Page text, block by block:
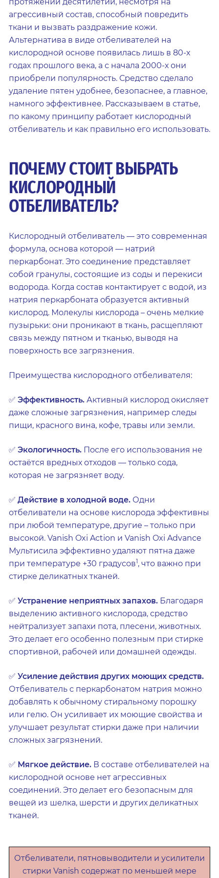
агрессивный состав, способный повредить
ткани и вызвать раздражение кожи.
Альтернатива в виде отбеливателей на
кислородной основе появилась лишь в 80-х
годах прошлого века, а с начала 2000-х они
приобрели популярность. Средство сделало
удаление пятен удобнее, безопаснее, а главное,
намного эффективнее. Рассказываем в статье,
по какому принципу работает кислородный
отбеливатель и как правильно его использовать.
ПОЧЕМУ СТОИТ ВЫБРАТЬ
КИСЛОРОДНЫЙ
ОТБЕЛИВАТЕЛЬ?
Кислородный отбеливатель — это современная
формула, основа которой — натрий
перкарбонат. Это соединение представляет
собой гранулы, состоящие из соды и перекиси
водорода. Когда состав контактирует с водой, из
натрия перкарбоната образуется активный
кислород. Молекулы кислорода – очень мелкие
пузырьки: они проникают в ткань, расщепляют
связь между пятном и тканью, выводя на
поверхность все загрязнения.
Преимущества кислородного отбеливателя:
✅ Эффективность. Активный кислород окисляет
даже сложные загрязнения, например следы
пищи, красного вина, кофе, травы или земли.
✅ Экологичность. После его использования не
остаётся вредных отходов — только сода,
которая не загрязняет воду.
✅ Действие в холодной воде. Одни
отбеливатели на основе кислорода эффективны
при любой температуре, другие – только при
высокой. Vanish Oxi Action и Vanish Oxi Advance
Мультисила эффективно удаляют пятна даже
при температуре +30 градусов1, что важно при
стирке деликатных тканей.
✅ Устранение неприятных запахов. Благодаря
выделению активного кислорода, средство
нейтрализует запахи пота, плесени, животных.
Это делает его особенно полезным при стирке
спортивной, рабочей или домашней одежды.
✅ Усиление действия других моющих средств.
Отбеливатель с перкарбонатом натрия можно
добавлять к обычному стиральному порошку
или гелю. Он усиливает их моющие свойства и
улучшает результат стирки даже при наличии
сложных загрязнений.
✅ Мягкое действие. В составе отбеливателей на
кислородной основе нет агрессивных
соединений. Это делает его безопасным для
вещей из шелка, шерсти и других деликатных
тканей.
Отбеливатели, пятновыводители и усилители
стирки Vanish содержат по меньшей мере